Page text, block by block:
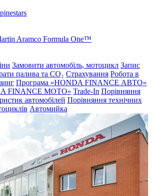
Aramco Formula One™
Замовити автомобіль, мотоцикл Запис
палива та CO₂ Страхування Робота в
Програма «HONDA FINANCE АВТО»
FINANCE MOTO» Trade-In Порівняння
автомобілей Порівняння технічних
Автомийка